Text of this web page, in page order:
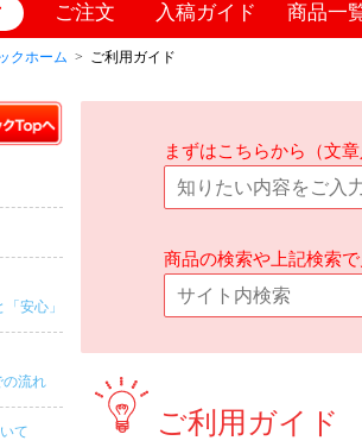
ご注文 入稿ガイド 商品一
クホーム ご利用ガイド
まずはこちらから（文
商品の検索や上記検索
ご利用ガイド
安心」
流れ
て